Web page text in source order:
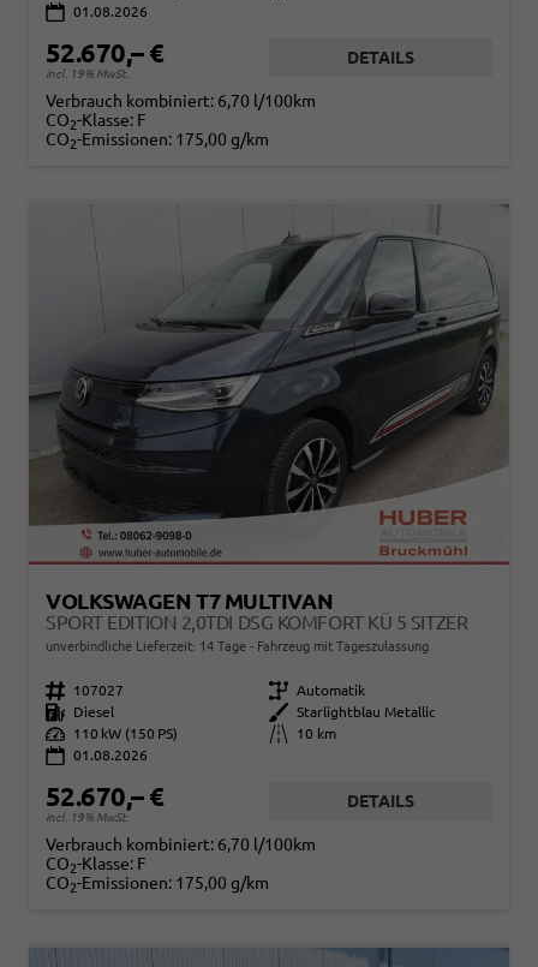
01.08.2026
52.670,– €
incl. 19% MwSt.
DETAILS
Verbrauch kombiniert: 6,70 l/100km
CO2-Klasse: F
CO2-Emissionen: 175,00 g/km
VOLKSWAGEN T7 MULTIVAN
SPORT EDITION 2,0TDI DSG KOMFORT KÜ 5 SITZER
unverbindliche Lieferzeit: 14 Tage Fahrzeug mit Tageszulassung
Fahrzeugnr. 107027 Getriebe Automatik
Kraftstoff
Diesel Außenfarbe
Starlightblau Metallic
Leistung
110 kW (150 PS) Kilometerstand
10 km
01.08.2026
52.670,– €
incl. 19% MwSt.
DETAILS
Verbrauch kombiniert: 6,70 l/100km
CO2-Klasse: F
CO2-Emissionen: 175,00 g/km